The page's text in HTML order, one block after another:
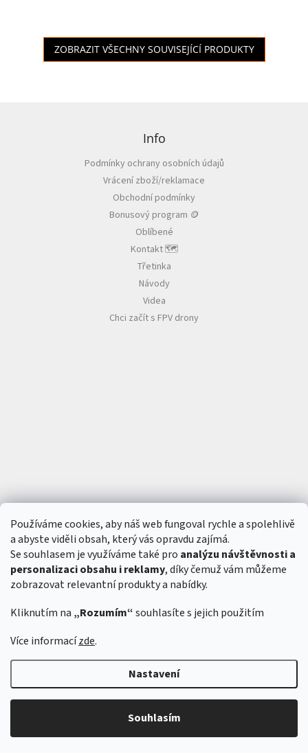
Používáme cookies, aby náš web fungoval rychle a spolehlivě
a abyste viděli obsah, který vás opravdu zajímá.
Se souhlasem je využíváme také pro analýzu návštěvnosti a
personalizaci obsahu i reklamy, díky čemuž vám můžeme
zobrazovat relevantní produkty a nabídky.
Kliknutím na „Rozumím“souhlasíte s jejich použitím
Více informacízde.
Nastavení
Souhlasím
ZOBRAZIT VŠECHNY SOUVISEJÍCÍ PRODUKTY
Info
Podmínky ochrany osobních údajů
Vrácení zboží/reklamace
Obchodní podmínky
Bonusový program 🪙
Oblíbené
Kontakt 🗺️
Třetinka
Návody
Videa
Chci začít s FPV drony
6SFULL - FPV drony a příslušenství
vyhrazena.
Odstoupit od smlouvy